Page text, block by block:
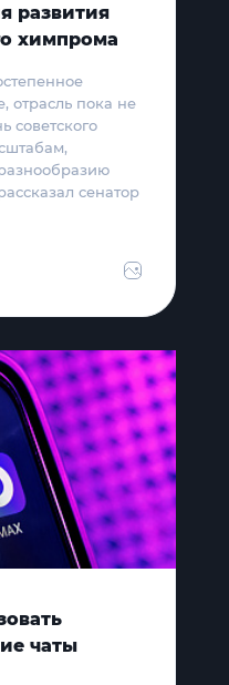
развития
химпрома
отрасль пока не
советского
сенатор
чаты